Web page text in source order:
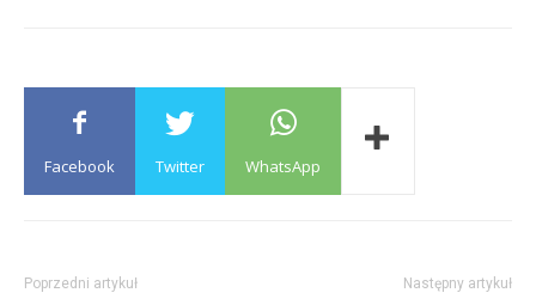
Facebook Twitter WhatsApp
Poprzedni artykuł Następny artykuł